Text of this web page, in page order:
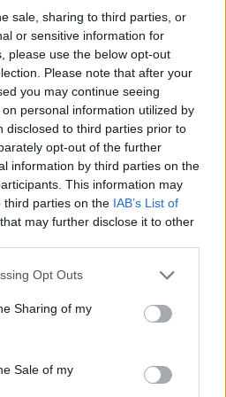
sale, sharing to third parties, or
or sensitive information for
please use the below opt-out
Please note that after your
you may continue seeing
personal information utilized by
disclosed to third parties prior to
opt-out of the further
information by third parties on the
This information may
third parties on the IAB’s List of
that may further disclose it to other
Opt Outs
Sharing of my
Sale of my
tecnologico
elettrica 1
e della Sicurezza Energetica
dei contributi previdenziali
a tempo